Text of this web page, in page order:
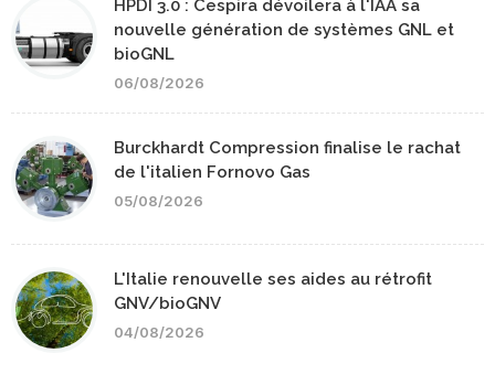
HPDI 3.0 : Cespira dévoilera à l'IAA sa
nouvelle génération de systèmes GNL et
bioGNL
06/08/2026
Burckhardt Compression finalise le rachat
de l'italien Fornovo Gas
05/08/2026
L'Italie renouvelle ses aides au rétrofit
GNV/bioGNV
04/08/2026